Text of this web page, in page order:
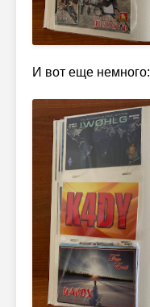
И вот еще немного: